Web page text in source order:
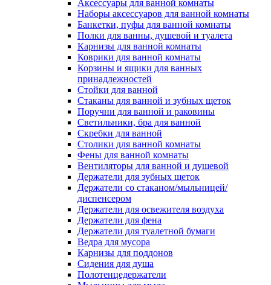
Аксессуары для ванной комнаты
Наборы аксессуаров для ванной комнаты
Банкетки, пуфы для ванной комнаты
Полки для ванны, душевой и туалета
Карнизы для ванной комнаты
Коврики для ванной комнаты
Корзины и ящики для ванных
принадлежностей
Стойки для ванной
Стаканы для ванной и зубных щеток
Поручни для ванной и раковины
Светильники, бра для ванной
Скребки для ванной
Столики для ванной комнаты
Фены для ванной комнаты
Вентиляторы для ванной и душевой
Держатели для зубных щеток
Держатели со стаканом/мыльницей/
диспенсером
Держатели для освежителя воздуха
Держатели для фена
Держатели для туалетной бумаги
Ведра для мусора
Карнизы для поддонов
Сидения для душа
Полотенцедержатели